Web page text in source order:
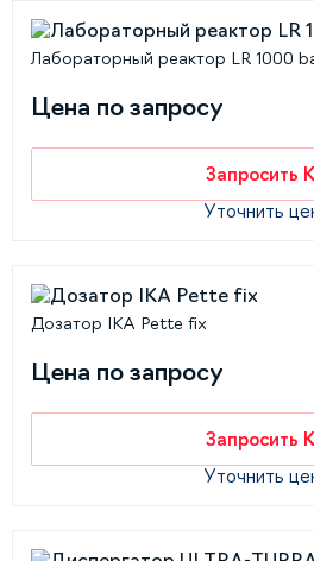
Лабораторный реактор LR 1000
Цена по запросу
Запросить
Уточнить
Дозатор IKA Pette fix
Цена по запросу
Запросить
Уточнить